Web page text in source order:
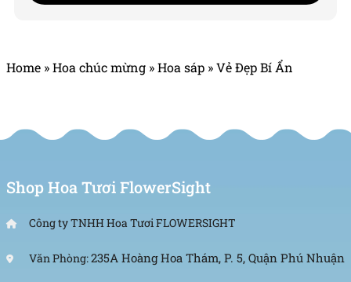
Home »Hoa chúc mừng »Hoa sáp »Vẻ Đẹp Bí Ẩn
Shop Hoa Tươi FlowerSight
Công ty TNHH Hoa Tươi FLOWERSIGHT
Văn Phòng:235A Hoàng Hoa Thám, P. 5, Quận Phú Nhuận